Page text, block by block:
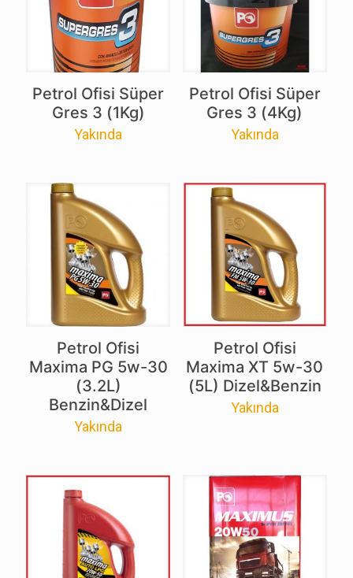
Petrol Ofisi Süper
Gres 3 (1Kg)
Yakında
Petrol Ofisi Süper
Gres 3 (4Kg)
Yakında
Petrol Ofisi
Maxima PG 5w-30
(3.2L)
Benzin&Dizel
Yakında
Petrol Ofisi
Maxima XT 5w-30
(5L) Dizel&Benzin
Yakında